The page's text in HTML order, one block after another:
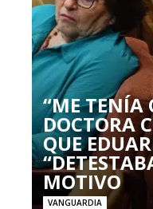
“ME TENÍA
DOCTORA
QUE
MOTIVO
VANGUARDIA